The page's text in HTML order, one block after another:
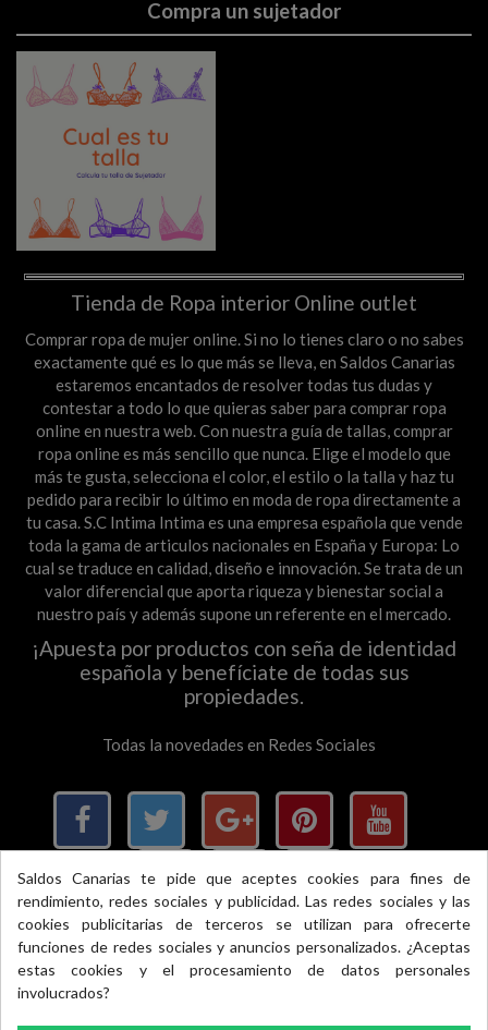
Compra un sujetador
Tienda de Ropa interior Online outlet
Comprar ropa de mujer online. Si no lo tienes claro o no sabes
exactamente qué es lo que más se lleva, en Saldos Canarias
estaremos encantados de resolver todas tus dudas y
contestar a todo lo que quieras saber para comprar ropa
online en nuestra web. Con nuestra guía de tallas, comprar
ropa online es más sencillo que nunca. Elige el modelo que
más te gusta, selecciona el color, el estilo o la talla y haz tu
pedido para recibir lo último en moda de ropa directamente a
tu casa. S.C Intima Intima es una empresa española que vende
toda la gama de articulos nacionales en España y Europa: Lo
cual se traduce en calidad, diseño e innovación. Se trata de un
valor diferencial que aporta riqueza y bienestar social a
nuestro país y además supone un referente en el mercado.
¡Apuesta por productos con seña de identidad
española y benefíciate de todas sus
propiedades.
Todas la novedades en Redes Sociales
Pago 100% seguro, si llevas móvil, llevas Bizum
×
Excelente
Saldos Canarias te pide que aceptes cookies para fines de
rendimiento, redes sociales y publicidad. Las redes sociales y las
cookies publicitarias de terceros se utilizan para ofrecerte
funciones de redes sociales y anuncios personalizados. ¿Aceptas
estas cookies y el procesamiento de datos personales
involucrados?